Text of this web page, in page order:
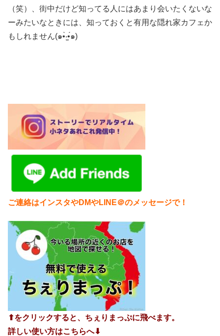
（笑）、街中だけど知ってる人にはあまり会いたくないな
ーみたいなときには、知っておくと有用な隠れ家カフェか
もしれません(๑•̀‧̫•́๑)
ご連絡はインスタやDMやLINE＠のメッセージで！
⬆︎をクリックすると、ちぇりまっぷに飛べます。
詳しい使い方はこちらへ⬇︎